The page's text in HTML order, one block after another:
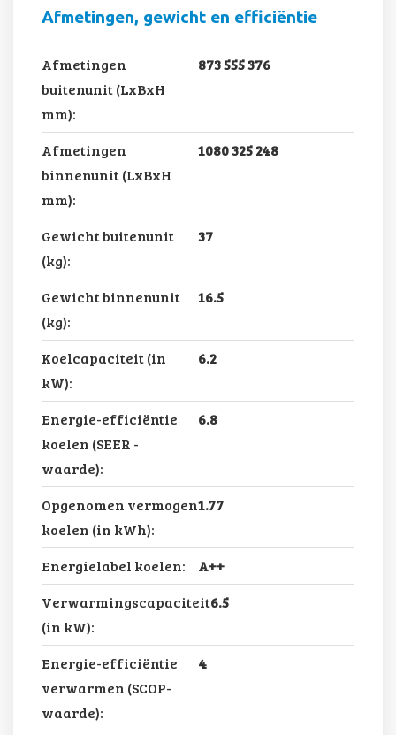
Afmetingen, gewicht en efficiëntie
Afmetingen
buitenunit (LxBxH
mm):
873 555 376
Afmetingen
binnenunit (LxBxH
mm):
1080 325 248
Gewicht buitenunit
(kg):
37
Gewicht binnenunit
(kg):
16.5
Koelcapaciteit (in
kW):
6.2
Energie-efficiëntie
koelen (SEER -
waarde):
6.8
Opgenomen vermogen
koelen (in kWh):
1.77
Energielabel koelen:
A++
Verwarmingscapaciteit
(in kW):
6.5
Energie-efficiëntie
verwarmen (SCOP-
waarde):
4